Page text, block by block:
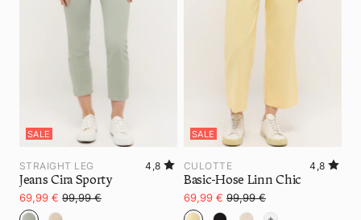
SALE
STRAIGHT LEG 4,8
Jeans Cira Sporty
69,99 € 99,99 €
SALE
CULOTTE 4,8
Basic-Hose Linn Chic
69,99 € 99,99 €